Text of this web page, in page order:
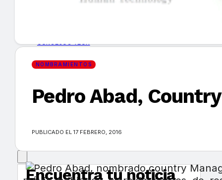
MERCADOS Y TENDENCIAS
EVENTOS
Encuentra tu noticia
NOMBRAMIENTOS
Pedro Abad,
PUBLICADO EL 17 FEBRERO, 2016